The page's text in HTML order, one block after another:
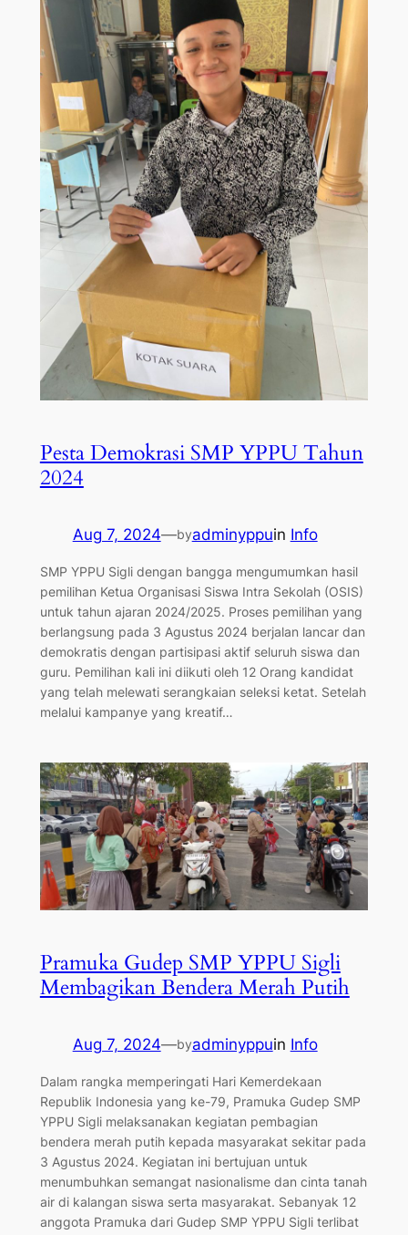
Pesta Demokrasi SMP YPPU Tahun
2024
Aug 7, 2024—byadminyppuin Info
SMP YPPU Sigli dengan bangga mengumumkan hasil
pemilihan Ketua Organisasi Siswa Intra Sekolah (OSIS)
untuk tahun ajaran 2024/2025. Proses pemilihan yang
berlangsung pada 3 Agustus 2024 berjalan lancar dan
demokratis dengan partisipasi aktif seluruh siswa dan
guru. Pemilihan kali ini diikuti oleh 12 Orang kandidat
yang telah melewati serangkaian seleksi ketat. Setelah
melalui kampanye yang kreatif…
Pramuka Gudep SMP YPPU Sigli
Membagikan Bendera Merah Putih
Aug 7, 2024—byadminyppuin Info
Dalam rangka memperingati Hari Kemerdekaan
Republik Indonesia yang ke-79, Pramuka Gudep SMP
YPPU Sigli melaksanakan kegiatan pembagian
bendera merah putih kepada masyarakat sekitar pada
3 Agustus 2024. Kegiatan ini bertujuan untuk
menumbuhkan semangat nasionalisme dan cinta tanah
air di kalangan siswa serta masyarakat. Sebanyak 12
anggota Pramuka dari Gudep SMP YPPU Sigli terlibat